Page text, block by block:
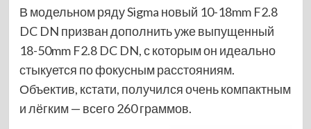
В модельном ряду Sigma новый 10-18mm F2.8
DC DN призван дополнить уже выпущенный
18-50mm F2.8 DC DN, с которым он идеально
стыкуется по фокусным расстояниям.
Объектив, кстати, получился очень компактным
и лёгким — всего 260 граммов.